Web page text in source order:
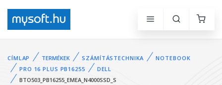
CÍMLAP TERMÉKEK SZÁMÍTÁSTECHNIKA
NOTEBOOK
PRO 16 PLUS PB16255
DELL
BTO503_PB16255_EMEA_N4000SSD_S